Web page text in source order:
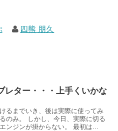
四熊 朋久
レター・・・上手くいかな
るまでいき、後は実際に使ってみ
のみ。 しかし、今日、実際に切る
ンジンが掛からない。 最初は...